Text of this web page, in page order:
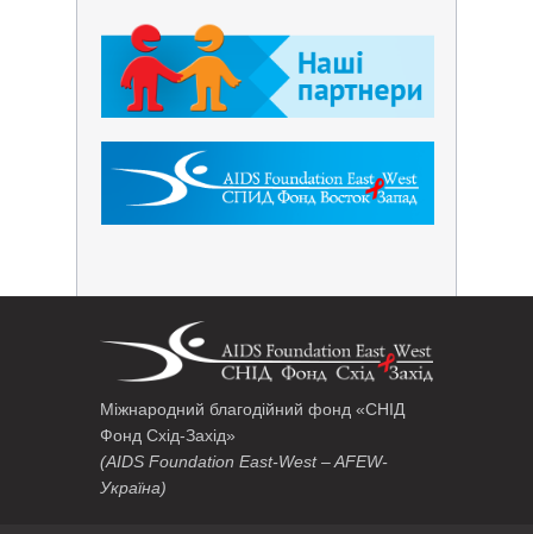
Міжнародний благодійний фонд «СНІД
Фонд Схід-Захід»
(AIDS Foundation East-West – AFEW-
Україна)